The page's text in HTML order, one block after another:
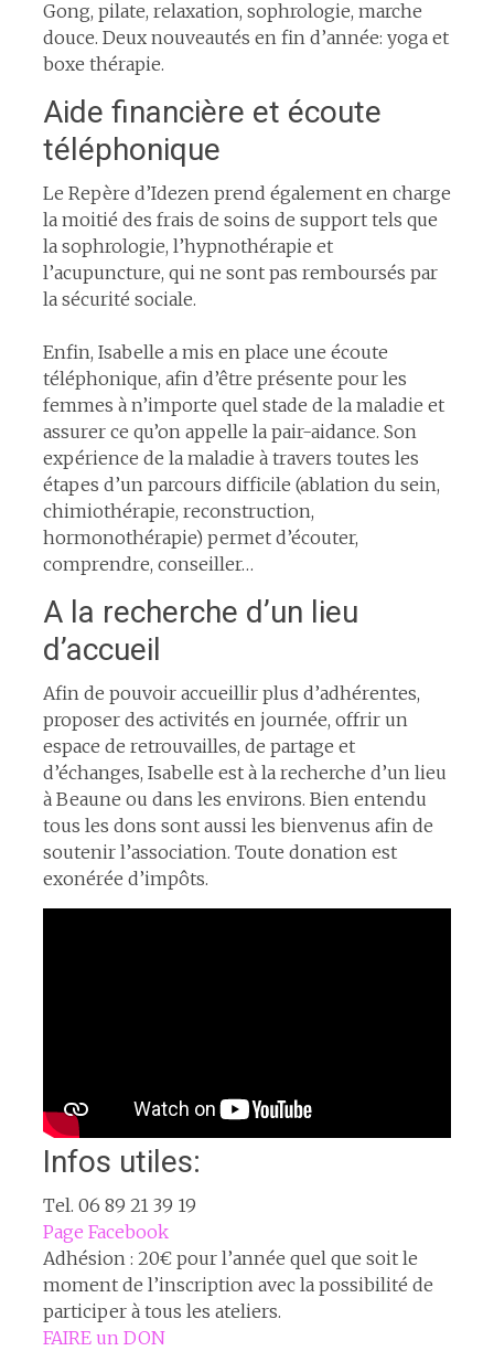
Gong, pilate, relaxation, sophrologie, marche
douce. Deux nouveautés en fin d’année: yoga et
boxe thérapie.
Aide financière et écoute
téléphonique
Le Repère d’Idezen prend également en charge
la moitié des frais de soins de support tels que
la sophrologie, l’hypnothérapie et
l’acupuncture, qui ne sont pas remboursés par
la sécurité sociale.
Enfin, Isabelle a mis en place une écoute
téléphonique, afin d’être présente pour les
femmes à n’importe quel stade de la maladie et
assurer ce qu’on appelle la pair-aidance. Son
expérience de la maladie à travers toutes les
étapes d’un parcours difficile (ablation du sein,
chimiothérapie, reconstruction,
hormonothérapie) permet d’écouter,
comprendre, conseiller…
A la recherche d’un lieu
d’accueil
Afin de pouvoir accueillir plus d’adhérentes,
proposer des activités en journée, offrir un
espace de retrouvailles, de partage et
d’échanges, Isabelle est à la recherche d’un lieu
à Beaune ou dans les environs. Bien entendu
tous les dons sont aussi les bienvenus afin de
soutenir l’association. Toute donation est
exonérée d’impôts.
Infos utiles:
Tel. 06 89 21 39 19
Page Facebook
Adhésion : 20€ pour l’année quel que soit le
moment de l’inscription avec la possibilité de
participer à tous les ateliers.
FAIRE un DON